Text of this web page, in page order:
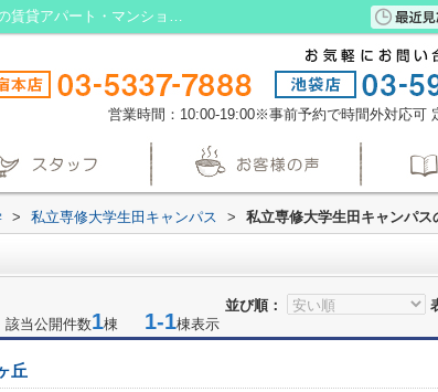
私立専修大学生田キャンパス周辺の物件一覧｜東京の生活保護受給者向けの賃貸アパート・マンションなら生活保護賃貸
営業時間：10:00-19:00※事前予約で時間外対応可
> 私立専修大学生田キャンパス > 私立専修大学生田キャンパス
並び順：
該当公開件数1棟 1-1棟表示
丘